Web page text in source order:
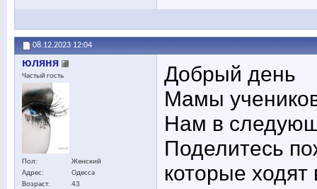
08.12.2023 12:04
юляня
Частый гость
Пол
Женский
Адрес
Одесса
Возраст
43
Добрый день
Мамы
Нам в
Поделитесь
которые